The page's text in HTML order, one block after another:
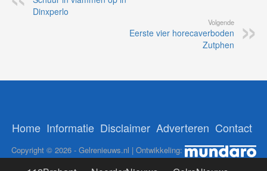
Dinxperlo
Volgende
Eerste vier horecaverboden
Zutphen
Home Informatie Disclaimer Adverteren Contact
Copyright © 2026 - Gelrenieuws.nl | Ontwikkeling: